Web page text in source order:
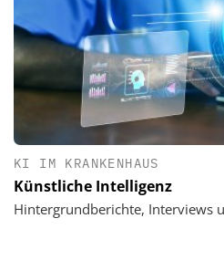
KI IM KRANKENHAUS
Künstliche Intelligenz
Hintergrundberichte, Interviews